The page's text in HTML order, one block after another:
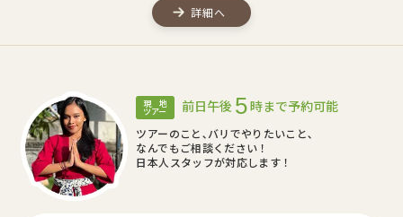
詳細へ
現 地
ツアー 前日午後 5時まで予約可能
ツアーのこと､バリでやりたいこと､
なんでもご相談ください！
日本人スタッフが対応します！